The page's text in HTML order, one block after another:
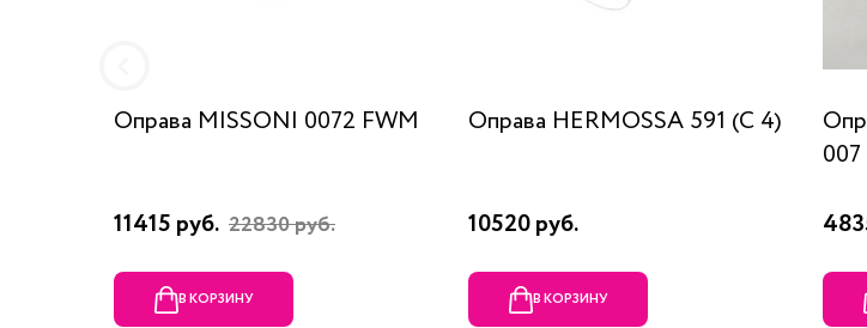
Оправа MISSONI 0072 FWM
11415 руб. 22830 руб.
В КОРЗИНУ
Оправа HERMOSSA 591 (C 4)
10520 руб.
В КОРЗИНУ